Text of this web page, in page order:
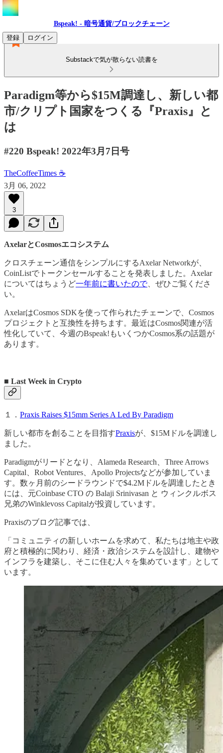
Bspeak! - 暗号通貨/ブロックチェーン
登録
ログイン
Substackで気が散らない読書を
Paradigm等から$15M調達し、新しい都
市/クリプト国家をつくる『Praxis』と
は
#220 Bspeak! 2022年3月7日号
TheCoffeeTimes ☕
3月 06, 2022
3
AxelarとCosmosエコシステム
クロスチェーン通信をシンプルにするAxelar Networkが、
CoinListでトークンセールすることを発表しました。Axelar
についてはちょうど一年前に書いたので、ぜひご覧くださ
い。
AxelarはCosmos SDKを使って作られたチェーンで、Cosmos
プロジェクトと互換性を持ちます。最近はCosmos関連が活
性化していて、今週のBspeak!もいくつかCosmos系の話題が
あります。
■ Last Week in Crypto
１． Praxis Raises $15mm Series A Led By Paradigm
新しい都市を創ることを目指すPraxisが、$15Mドルを調達し
ました。
Paradigmがリードとなり、Alameda Research、Three Arrows
Capital、Robot Ventures、Apollo Projectsなどが参加していま
す。数ヶ月前のシードラウンドで$4.2Mドルを調達したとき
には、元Coinbase CTO の Balaji Srinivasan と ウィンクルボス
兄弟のWinklevoss Capitalが投資しています。
Praxisのブログ記事では、
「コミュニティの新しいホームを求めて、私たちは地主や政
府と積極的に関わり、経済・政治システムを設計し、建物や
インフラを建築し、そこに住む人々を集めています」として
います。